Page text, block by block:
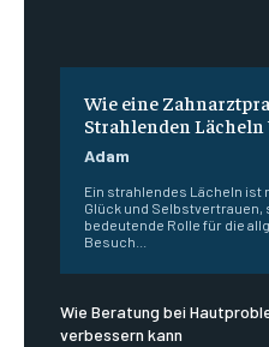
Wie eine
Strahlenden Lächeln
Adam
Ein strahlendes Lächeln ist
Glück und Selbstvertrauen,
bedeutende Rolle für die
Besuch...
Wie Beratung bei
verbessern kann